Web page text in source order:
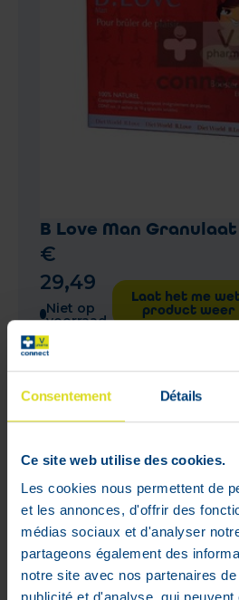
Consentement Détails
Ce site web utilise des cookies.
Les cookies nous permettent de
et les annonces, d'offrir des
médias sociaux et d'analyser
partageons également des
notre site avec nos partenaires
B Love Man Granulaat
€
29,49
Niet op
voorraad
Laat het me
product weer